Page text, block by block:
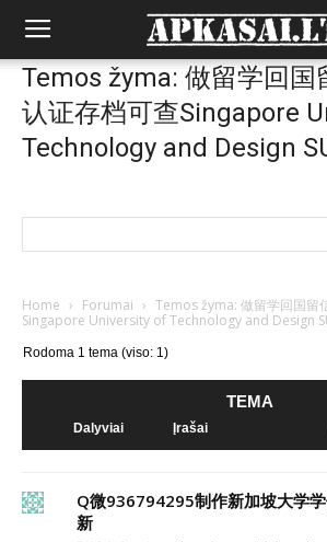
Temos žyma: 做留学回国
认证存档可查Singapore
Technology and Design
Home › Forumai › Temos žyma: 做留学回国留
Singapore University of Technology and Design
Rodoma 1 tema (viso: 1)
TEMA
Dalyviai Įrašai
Q微936794295制作新加坡大学
新